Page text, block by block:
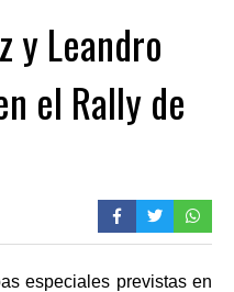
y Leandro
el Rally de
especiales previstas en